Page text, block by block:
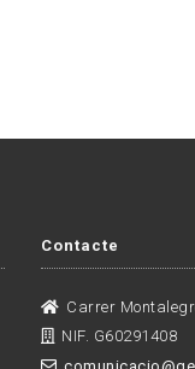
Contacte
Carrer
NIF. G60291408